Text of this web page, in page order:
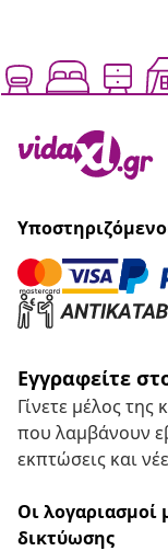
Εγγραφείτε
Γίνετε μέλος
που λαμβάνουν
εκπτώσεις και
Οι λογαριασμοί
δικτύωσης